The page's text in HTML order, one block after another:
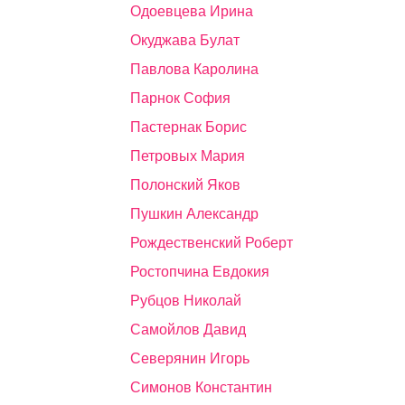
Одоевцева Ирина
Окуджава Булат
Павлова Каролина
Парнок София
Пастернак Борис
Петровых Мария
Полонский Яков
Пушкин Александр
Рождественский Роберт
Ростопчина Евдокия
Рубцов Николай
Самойлов Давид
Северянин Игорь
Симонов Константин